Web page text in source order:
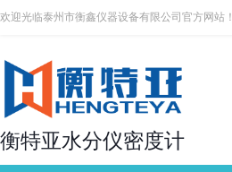
欢迎光临泰州市衡鑫仪器设备有限公司官方网站！
衡特亚水分仪密度计